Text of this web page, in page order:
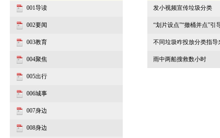
001导读
002要闻
003教育
004聚焦
005出行
006城事
007身边
008身边
发小视频宣传垃圾分类
“划片设点”“撤桶并点”引
不同垃圾咋投放分类指导
雨中两船搜救数小时